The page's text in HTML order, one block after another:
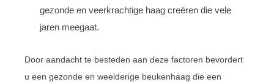
gezonde en veerkrachtige haag creëren die vele
jaren meegaat.
Door aandacht te besteden aan deze factoren bevordert
u een gezonde en weelderige beukenhaag die een